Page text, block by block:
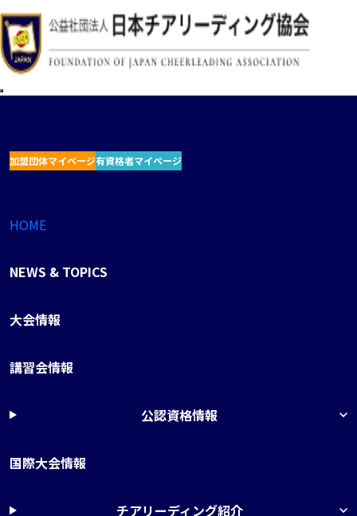
加盟団体マイページ有資格者マイページ
HOME
NEWS & TOPICS
大会情報
講習会情報
公認資格情報
国際大会情報
チアリーディング紹介